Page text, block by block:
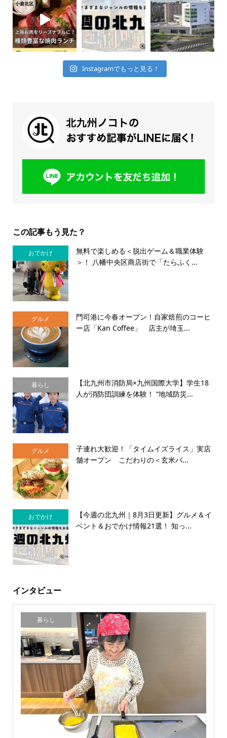
Instagramでもっと見る！
この記事もう見た？
おでかけ
無料で楽しめる＜脱出ゲーム＆職業体験
＞！ 八幡中央区商店街で「たらふく...
グルメ
門司港に今春オープン！自家焙煎のコーヒ
ー店「Kan Coffee」 店主が埼玉...
暮らし
【北九州市消防局×九州国際大学】学生18
人が消防団訓練を体験！ “地域防災...
グルメ
子連れ大歓迎！「タイムイズライス」実店
舗オープン こだわりの＜玄米バ...
おでかけ
【今週の北九州｜8月3日更新】グルメ＆イ
ベント＆おでかけ情報21選！ 知っ...
インタビュー
暮らし